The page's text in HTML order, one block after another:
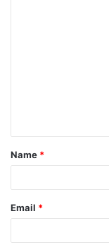
Name *
Email *